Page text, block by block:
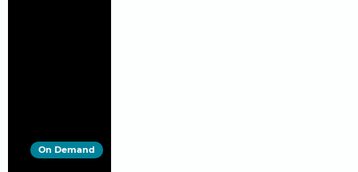
On Demand